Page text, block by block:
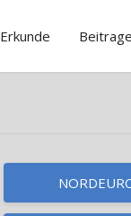
Erkunde